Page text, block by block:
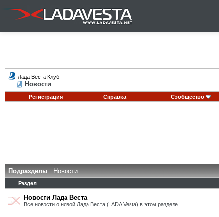
Лада Веста Клуб
Новости
Регистрация Справка Сообщество
Подразделы: Новости
Раздел
Новости Лада Веста
Все новости о новой Лада Веста (LADA Vesta) в этом разделе.